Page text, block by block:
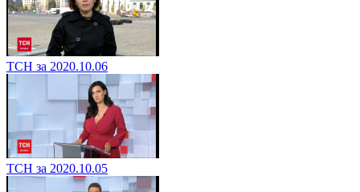
ТСН за 2020.10.06
ТСН за 2020.10.05